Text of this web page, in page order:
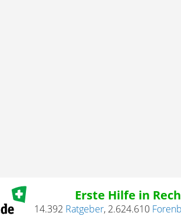
Erste Hilfe in
14.392 Ratgeber, 2.624.610